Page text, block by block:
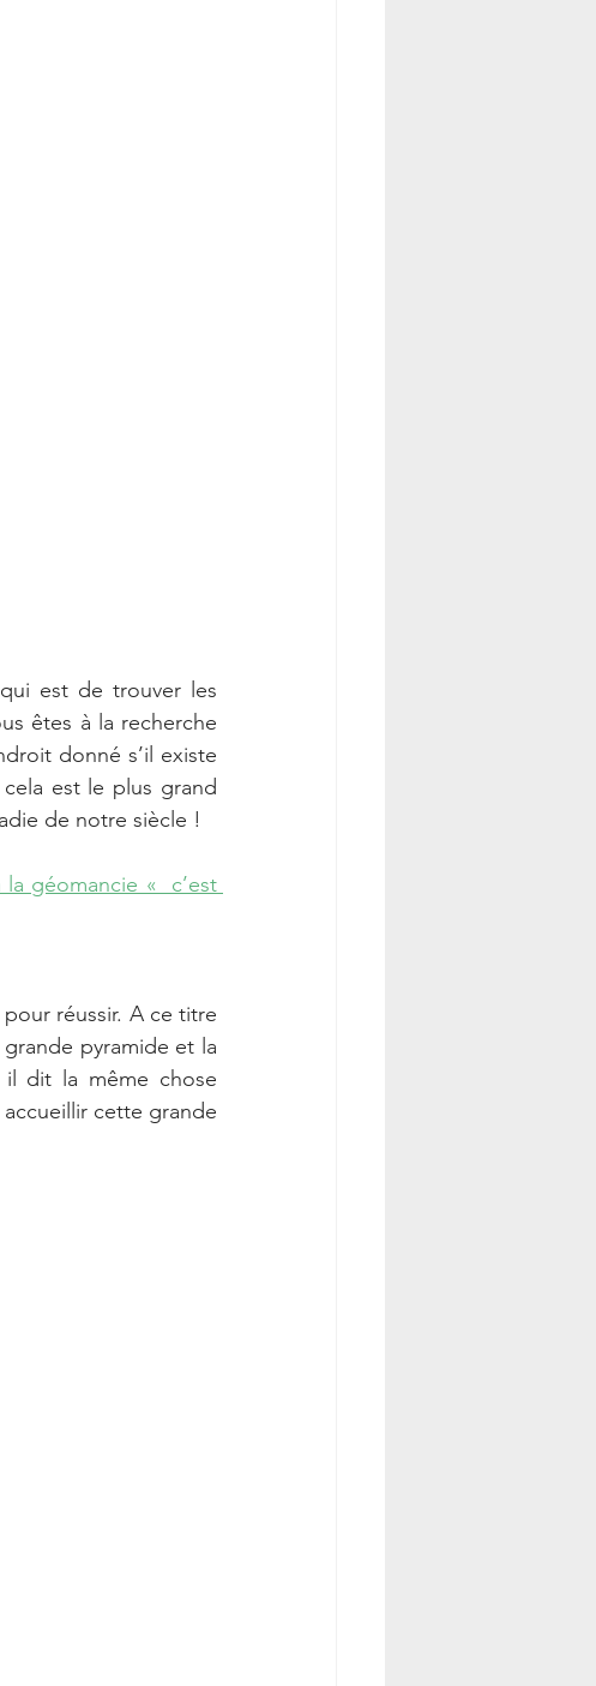
qui est de trouver les
êtes à la recherche
donné s’il existe
est le plus grand
de notre siècle !
géomancie «  c’est
réussir. A ce titre
grande pyramide et la
dit la même chose
cette grande